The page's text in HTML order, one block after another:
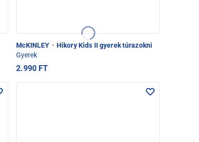
McKINLEY · Hikory Kids II gyerek túrazokni
Gyerek
2.990 FT